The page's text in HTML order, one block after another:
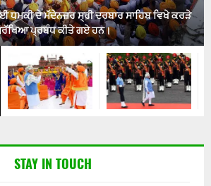
ਧਮਕੀ ਦੇ ਮੱਦੇਨਜ਼ਰ ਸ੍ਰੀ ਦਰਬਾਰ ਸਾਹਿਬ ਵਿਖੇ ਕਰੜੇ
ਪ੍ਰਬੰਧ ਕੀਤੇ ਗਏ ਹਨ।
STAY IN TOUCH